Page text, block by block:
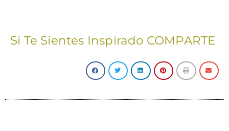
Si Te Sientes Inspirado COMPARTE